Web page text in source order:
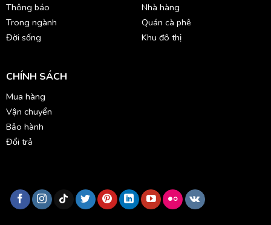
Thông báo
Trong ngành
Đời sống
Nhà hàng
Quán cà phê
Khu đô thị
CHÍNH SÁCH
Mua hàng
Vận chuyển
Bảo hành
Đổi trả